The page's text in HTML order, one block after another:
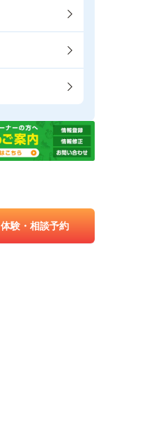
体験・相談予約